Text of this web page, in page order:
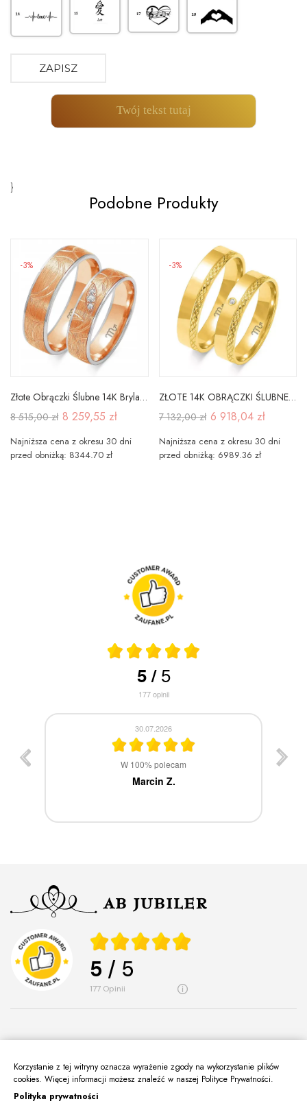
ZAPISZ
Twój tekst tutaj
}
Podobne Produkty
-3%
Złote Obrączki Ślubne 14K Brylant Soczewka
8 515,00 zł 8 259,55 zł
Najniższa cena z okresu 30 dni
przed obniżką: 8344.70 zł
-3%
ZŁOTE 14K OBRĄCZKI ŚLUBNE PŁASKIE GRAWER OE-199Z
7 132,00 zł 6 918,04 zł
Najniższa cena z okresu 30 dni
przed obniżką: 6989.36 zł
5/5
177opinii
30.07.2026
W 100% polecam
Marcin Z.
5 / 5
177 opinii
O Nas
Korzystanie z tej witryny oznacza wyrażenie zgody na wykorzystanie plików
cookies. Więcej informacji możesz znaleźć w naszej Polityce Prywatności.
Polityka prywatności